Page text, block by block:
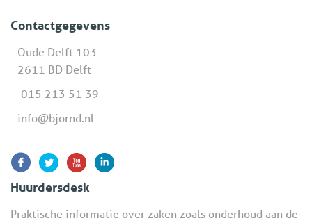
Contactgegevens
Oude Delft 103
2611 BD Delft
015 213 51 39
info@bjornd.nl
Huurdersdesk
Praktische informatie over zaken zoals onderhoud aan de